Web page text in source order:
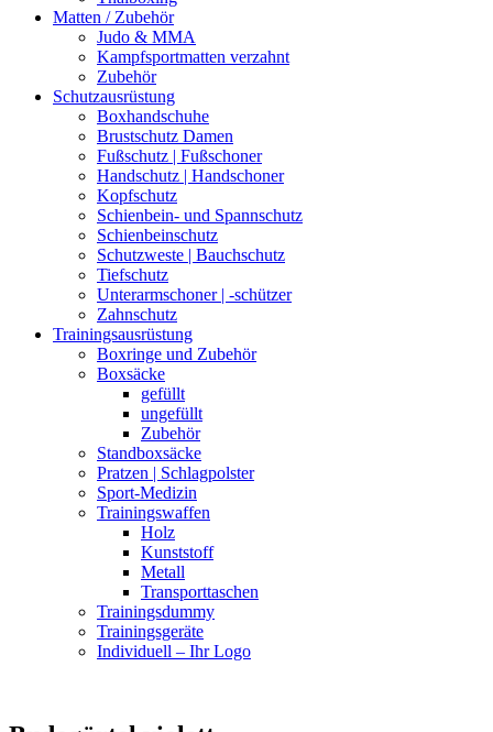
Matten / Zubehör
Judo & MMA
Kampfsportmatten verzahnt
Zubehör
Schutzausrüstung
Boxhandschuhe
Brustschutz Damen
Fußschutz | Fußschoner
Handschutz | Handschoner
Kopfschutz
Schienbein- und Spannschutz
Schienbeinschutz
Schutzweste | Bauchschutz
Tiefschutz
Unterarmschoner | -schützer
Zahnschutz
Trainingsausrüstung
Boxringe und Zubehör
Boxsäcke
gefüllt
ungefüllt
Zubehör
Standboxsäcke
Pratzen | Schlagpolster
Sport-Medizin
Trainingswaffen
Holz
Kunststoff
Metall
Transporttaschen
Trainingsdummy
Trainingsgeräte
Individuell – Ihr Logo